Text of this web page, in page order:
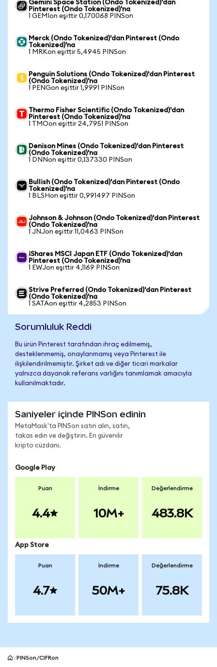
Gemini Space Station (Ondo Tokenized)'dan
Pinterest (Ondo Tokenized)'na
1 GEMIon eşittir 0,170068 PINSon
Merck (Ondo Tokenized)'dan Pinterest (Ondo
Tokenized)'na
1 MRKon eşittir 5,4945 PINSon
Penguin Solutions (Ondo Tokenized)'dan Pinterest
(Ondo Tokenized)'na
1 PENGon eşittir 1,9991 PINSon
Thermo Fisher Scientific (Ondo Tokenized)'dan
Pinterest (Ondo Tokenized)'na
1 TMOon eşittir 24,7951 PINSon
Denison Mines (Ondo Tokenized)'dan Pinterest
(Ondo Tokenized)'na
1 DNNon eşittir 0,137330 PINSon
Bullish (Ondo Tokenized)'dan Pinterest (Ondo
Tokenized)'na
1 BLSHon eşittir 0,991497 PINSon
Johnson & Johnson (Ondo Tokenized)'dan Pinterest
(Ondo Tokenized)'na
1 JNJon eşittir 11,0463 PINSon
iShares MSCI Japan ETF (Ondo Tokenized)'dan
Pinterest (Ondo Tokenized)'na
1 EWJon eşittir 4,1169 PINSon
Strive Preferred (Ondo Tokenized)'dan Pinterest
(Ondo Tokenized)'na
1 SATAon eşittir 4,2853 PINSon
Sorumluluk Reddi
Bu ürün Pinterest tarafından ihraç edilmemiş,
desteklenmemiş, onaylanmamış veya Pinterest ile
ilişkilendirilmemiştir. Şirket adı ve diğer ticari markalar
yalnızca dayanak referans varlığını tanımlamak amacıyla
kullanılmaktadır.
Saniyeler içinde PINSon edinin
MetaMask'ta PINSon satın alın, satın,
takas edin ve değiştirin. En güvenilir
kripto cüzdanı.
Google Play
Puan
4.4
İndirme
10M+
Değerlendirme
483.8K
App Store
Puan
4.7
İndirme
50M+
Değerlendirme
75.8K
PINSon/CIFRon